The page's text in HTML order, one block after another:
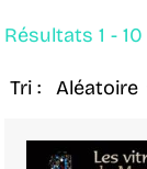
Résultats 1 - 10
Tri : Aléatoire